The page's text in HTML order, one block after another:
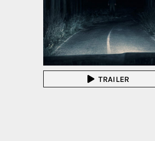
TRAILER